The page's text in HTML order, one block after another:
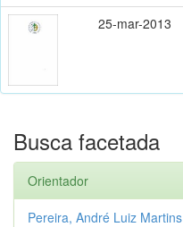
25-mar-2013
Busca facetada
Orientador
Pereira, André Luiz Martins